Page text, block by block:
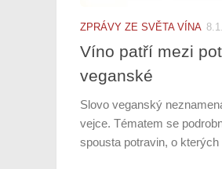
ZPRÁVY ZE SVĚTA VÍNA
Víno patří mezi
veganské
Slovo veganský
vejce. Tématem se
spousta potravin, o